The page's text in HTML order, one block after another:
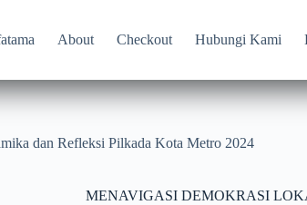
About Checkout Hubungi Kami
dan Refleksi Pilkada Kota Metro 2024
MENAVIGASI DEMOKRASI